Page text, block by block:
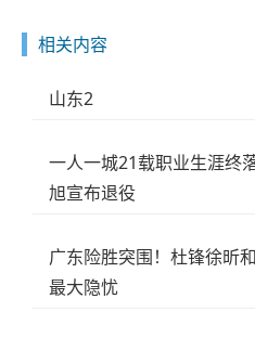
相关内容
山东2
一人一城21载职业生涯终
旭宣布退役
广东险胜突围！杜锋徐昕
最大隐忧